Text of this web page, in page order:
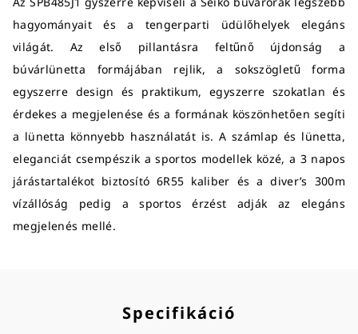
hagyományait és a tengerparti üdülőhelyek elegáns
világát. Az első pillantásra feltűnő újdonság a
búvárlünetta formájában rejlik, a sokszögletű forma
egyszerre design és praktikum, egyszerre szokatlan és
érdekes a megjelenése és a formának köszönhetően segíti
a lünetta könnyebb használatát is. A számlap és lünetta,
eleganciát csempészik a sportos modellek közé, a 3 napos
járástartalékot biztosító 6R55 kaliber és a diver’s 300m
vízállóság pedig a sportos érzést adják az elegáns
megjelenés mellé.
Specifikáció